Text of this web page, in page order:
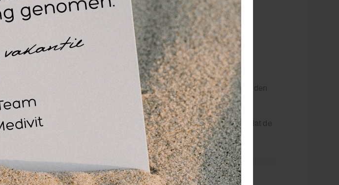
ondersteuning en compressie bij o.a. sportblessures en het
ProStrap Flex biedt ondersteuning bij verstuikingen, spieren, pezen,
hand te scheuren, een schaar is niet nodig. Dat werkt makkelijk!
huid, maar wel aan zichzelf. Druk de bandage voor een paar seconden
te verkrijgen.
als sokkentape, net als Pro-Wrap van Premier Sock Tape. Omdat de
geen lijmresten achter op de kousen.